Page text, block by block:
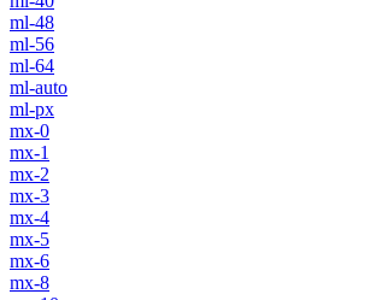
ml-48
ml-56
ml-64
ml-auto
ml-px
mx-0
mx-1
mx-2
mx-3
mx-4
mx-5
mx-6
mx-8